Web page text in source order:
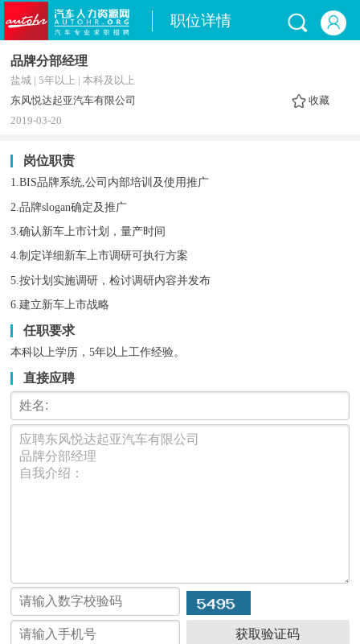
职位详情
品牌分部经理
盐城 | 5年以上 | 本科及以上
东风悦达起亚汽车有限公司
收藏
2019-03-20
岗位职责
1.BIS品牌系统,公司内部培训及使用推广
2.品牌slogan确定及推广
3.确认新车上市计划，量产时间
4.制定详细新车上市调研可执行方案
5.按计划实施调研，检讨调研内容并发布
6.建立新车上市战略
任职要求
本科以上学历，5年以上工作经验。
直接应聘
获取验证码